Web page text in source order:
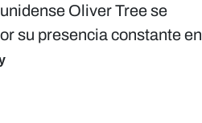
Oliver Tree se
su presencia constante en